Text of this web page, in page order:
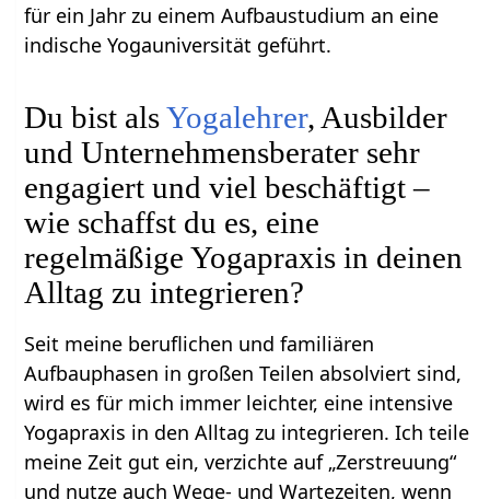
für ein Jahr zu einem Aufbaustudium an eine
indische Yogauniversität geführt.
Du bist alsYogalehrer, Ausbilder
und Unternehmensberater sehr
engagiert und viel beschäftigt –
wie schaffst du es, eine
regelmäßige Yogapraxis in deinen
Alltag zu integrieren?
Seit meine beruflichen und familiären
Aufbauphasen in großen Teilen absolviert sind,
wird es für mich immer leichter, eine intensive
Yogapraxis in den Alltag zu integrieren. Ich teile
meine Zeit gut ein, verzichte auf „Zerstreuung“
und nutze auch Wege- und Wartezeiten, wenn